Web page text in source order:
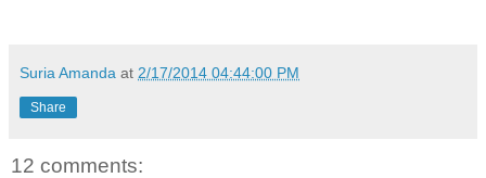
Suria Amanda at 2/17/2014 04:44:00 PM
Share
12 comments: